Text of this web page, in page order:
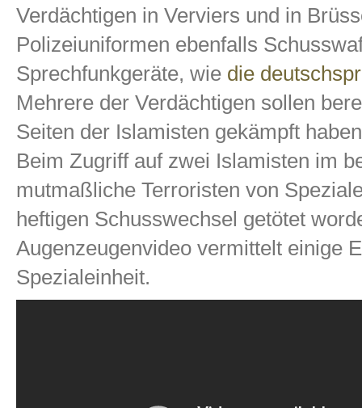
Verdächtigen in Verviers und in
Polizeiuniformen ebenfalls
Sprechfunkgeräte, wie die
Mehrere der Verdächtigen sollen
Seiten der Islamisten gekämpft
Beim Zugriff auf zwei Islamisten im
mutmaßliche Terroristen von
heftigen Schusswechsel getötet
Augenzeugenvideo vermittelt einige
Spezialeinheit.